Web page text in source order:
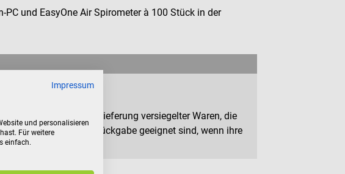
und EasyOne Air Spirometer à 100 Stück in der
bei Verträgen zur Lieferung versiegelter Waren, die
Hygiene nicht zur Rückgabe geeignet sind, wenn ihre
Impressum
und personalisieren
Für weitere
einfach.